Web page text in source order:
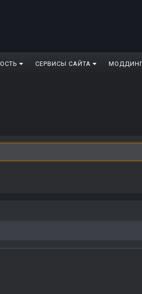
СЕРВИСЫ САЙТА